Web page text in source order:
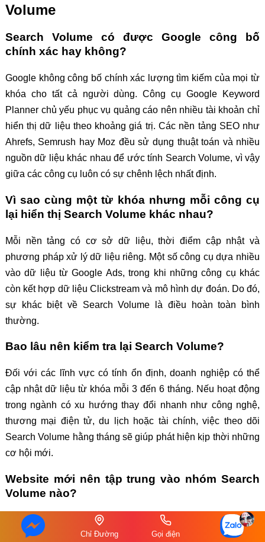
Volume
Search Volume có được Google công bố
chính xác hay không?
Google không công bố chính xác lượng tìm kiếm của mọi từ
khóa cho tất cả người dùng. Công cụ Google Keyword
Planner chủ yếu phục vụ quảng cáo nên nhiều tài khoản chỉ
hiển thị dữ liệu theo khoảng giá trị. Các nền tảng SEO như
Ahrefs, Semrush hay Moz đều sử dụng thuật toán và nhiều
nguồn dữ liệu khác nhau để ước tính Search Volume, vì vậy
giữa các công cụ luôn có sự chênh lệch nhất định.
Vì sao cùng một từ khóa nhưng mỗi công cụ
lại hiển thị Search Volume khác nhau?
Mỗi nền tảng có cơ sở dữ liệu, thời điểm cập nhật và
phương pháp xử lý dữ liệu riêng. Một số công cụ dựa nhiều
vào dữ liệu từ Google Ads, trong khi những công cụ khác
còn kết hợp dữ liệu Clickstream và mô hình dự đoán. Do đó,
sự khác biệt về Search Volume là điều hoàn toàn bình
thường.
Bao lâu nên kiểm tra lại Search Volume?
Đối với các lĩnh vực có tính ổn định, doanh nghiệp có thể
cập nhật dữ liệu từ khóa mỗi 3 đến 6 tháng. Nếu hoạt động
trong ngành có xu hướng thay đổi nhanh như công nghệ,
thương mại điện tử, du lịch hoặc tài chính, việc theo dõi
Search Volume hằng tháng sẽ giúp phát hiện kịp thời những
cơ hội mới.
Website mới nên tập trung vào nhóm Search
Volume nào?
Đối với website mới, nên ưu tiên các từ khóa có Search
Volume thấp đến trung bình, kết hợp với từ khóa Long-tail và
Chỉ Đường Gọi điện